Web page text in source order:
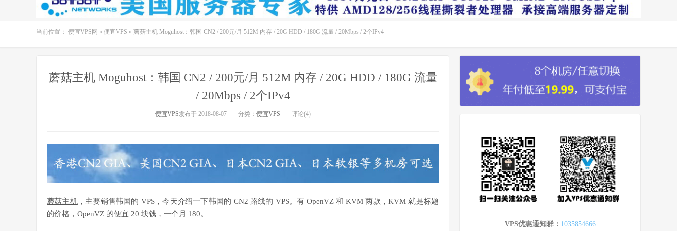
当前位置： 便宜VPS网 » 便宜VPS » 蘑菇主机 Moguhost：韩国 CN2 / 200元/月 512M 内存 / 20G HDD / 180G 流量 / 20Mbps / 2个IPv4
蘑菇主机 Moguhost：韩国 CN2 / 200元/月 512M 内存 / 20G HDD / 180G 流量
/ 20Mbps / 2个IPv4
便宜VPS发布于 2018-08-07 分类： 便宜VPS 评论(4)
蘑菇主机，主要销售韩国的 VPS，今天介绍一下韩国的 CN2 路线的 VPS。有 OpenVZ 和 KVM 两款，KVM 就是标题
的价格，OpenVZ 的便宜 20 块钱，一个月 180。
VPS优惠通知群： 1035854666